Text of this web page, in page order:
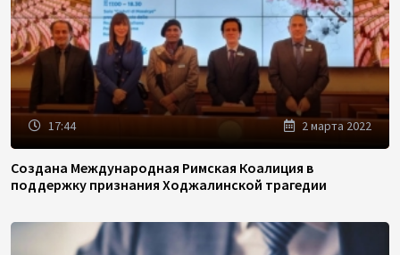
17:44 2 марта 2022
Создана Международная Римская Коалиция в
поддержку признания Ходжалинской трагедии